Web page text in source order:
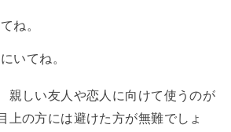
ね。
いてね。
親しい友人や恋人に向けて使うのが
上の方には避けた方が無難でしょ